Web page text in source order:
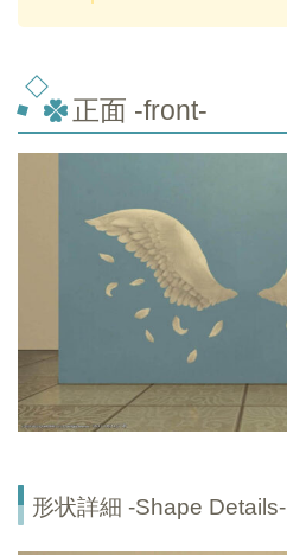
正面 -front-
形状詳細 -Shape Details-